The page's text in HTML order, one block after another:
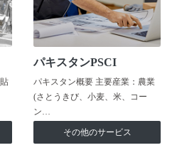
パキスタンPSCI
パキスタン概要 主要産業：農業
(さとうきび、小麦、米、コー
ン…
その他のサービス